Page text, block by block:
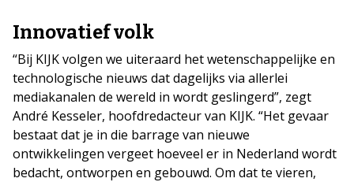
Innovatief volk
“Bij KIJK volgen we uiteraard het wetenschappelijke en
technologische nieuws dat dagelijks via allerlei
mediakanalen de wereld in wordt geslingerd”, zegt
André Kesseler, hoofdredacteur van KIJK. “Het gevaar
bestaat dat je in die barrage van nieuwe
ontwikkelingen vergeet hoeveel er in Nederland wordt
bedacht, ontworpen en gebouwd. Om dat te vieren,